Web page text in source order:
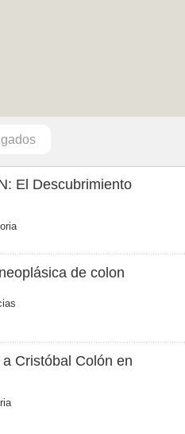
El Descubrimiento
de colon
Cristóbal Colón en